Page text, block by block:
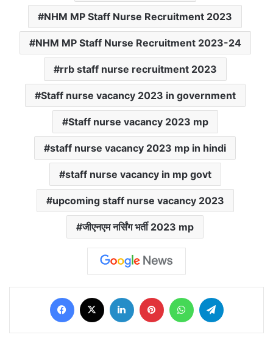
NHM MP Staff Nurse Recruitment 2023
NHM MP Staff Nurse Recruitment 2023-24
rrb staff nurse recruitment 2023
Staff nurse vacancy 2023 in government
Staff nurse vacancy 2023 mp
staff nurse vacancy 2023 mp in hindi
staff nurse vacancy in mp govt
upcoming staff nurse vacancy 2023
जीएनएम नर्सिंग भर्ती 2023 mp
Facebook LinkedIn PinterestWhatsApp